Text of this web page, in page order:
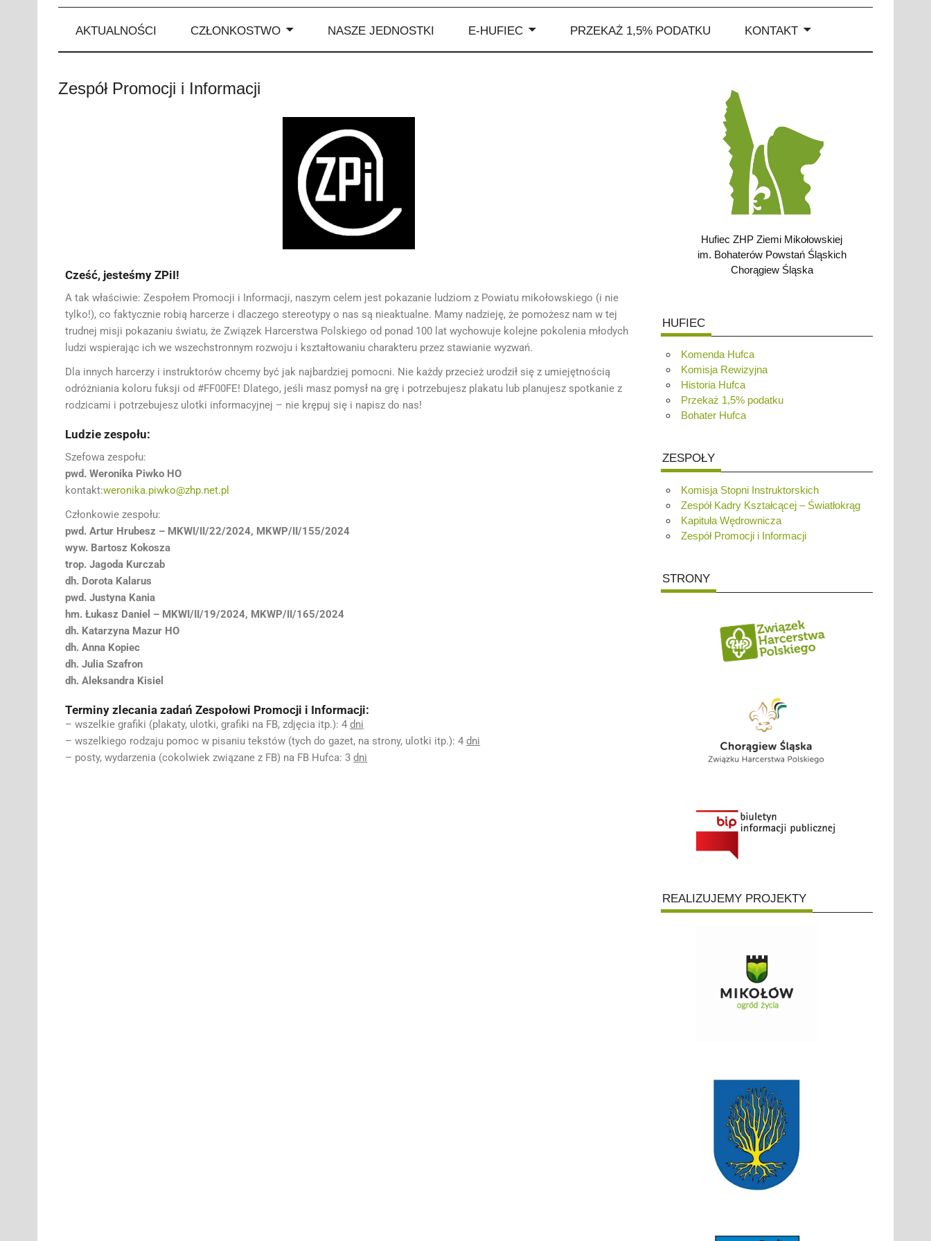
AKTUALNOŚCI CZŁONKOSTWO NASZE JEDNOSTKI E-HUFIEC PRZEKAŻ 1,5% PODATKU KONTAKT
Zespół Promocji i Informacji
Cześć, jesteśmy ZPiI!
A tak właściwie: Zespołem Promocji i Informacji, naszym celem jest pokazanie ludziom z Powiatu mikołowskiego (i nie
tylko!), co faktycznie robią harcerze i dlaczego stereotypy o nas są nieaktualne. Mamy nadzieję, że pomożesz nam w tej
trudnej misji pokazaniu światu, że Związek Harcerstwa Polskiego od ponad 100 lat wychowuje kolejne pokolenia młodych
ludzi wspierając ich we wszechstronnym rozwoju i kształtowaniu charakteru przez stawianie wyzwań.
Dla innych harcerzy i instruktorów chcemy być jak najbardziej pomocni. Nie każdy przecież urodził się z umiejętnością
odróżniania koloru fuksji od #FF00FE! Dlatego, jeśli masz pomysł na grę i potrzebujesz plakatu lub planujesz spotkanie z
rodzicami i potrzebujesz ulotki informacyjnej – nie krępuj się i napisz do nas!
Ludzie zespołu:
Szefowa zespołu:
pwd. Weronika Piwko HO
kontakt:weronika.piwko@zhp.net.pl
Członkowie zespołu:
pwd. Artur Hrubesz – MKWI/II/22/2024, MKWP/II/155/2024
wyw. Bartosz Kokosza
trop. Jagoda Kurczab
dh. Dorota Kalarus
pwd. Justyna Kania
hm. Łukasz Daniel – MKWI/II/19/2024, MKWP/II/165/2024
dh. Katarzyna Mazur HO
dh. Anna Kopiec
dh. Julia Szafron
dh. Aleksandra Kisiel
Terminy zlecania zadań Zespołowi Promocji i Informacji:
– wszelkie grafiki (plakaty, ulotki, grafiki na FB, zdjęcia itp.): 4dni
– wszelkiego rodzaju pomoc w pisaniu tekstów (tych do gazet, na strony, ulotki itp.): 4dni
– posty, wydarzenia (cokolwiek związane z FB) na FB Hufca: 3dni
Hufiec ZHP Ziemi Mikołowskiej
im. Bohaterów Powstań Śląskich
Chorągiew Śląska
HUFIEC
Komenda Hufca
Komisja Rewizyjna
Historia Hufca
Przekaż 1,5% podatku
Bohater Hufca
ZESPOŁY
Komisja Stopni Instruktorskich
Zespół Kadry Kształcącej – Światłokrąg
Kapituła Wędrownicza
Zespół Promocji i Informacji
STRONY
REALIZUJEMY PROJEKTY